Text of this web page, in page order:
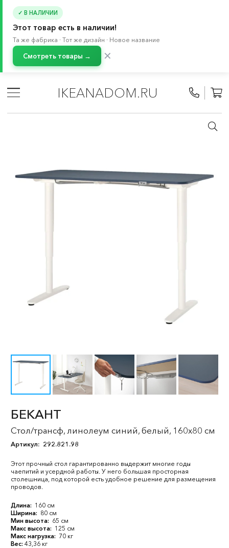
✓ В НАЛИЧИИ
Этот товар есть в наличии!
Та же фабрика · Тот же дизайн · Новое название
Смотреть товары → ✕
IKEANADOM.RU
/
БЕКАНТ система Офисные столы БЕКАНТ
БЕКАНТ
Стол/трансф, линолеум синий, белый, 160x80 см
Артикул: 292.821.98
Этот прочный стол гарантированно выдержит многие годы
чаепитий и усердной работы. У него большая просторная
столешница, под которой есть удобное решение для размещения
проводов.
Длина: 160 см
Ширина: 80 см
Мин высота: 65 см
Макс высота: 125 см
Макс нагрузка: 70 кг
Вес: 43,36 кг